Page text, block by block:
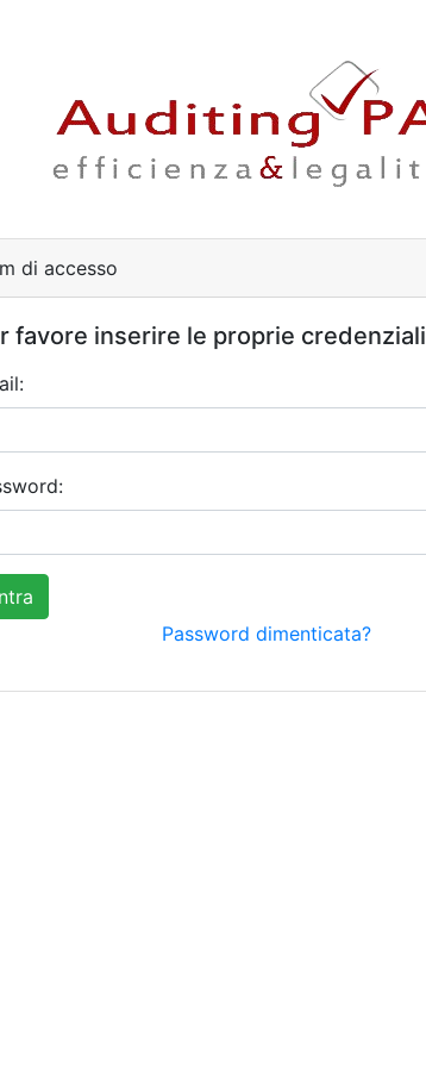
di accesso
favore inserire le proprie credenziali
Password dimenticata?